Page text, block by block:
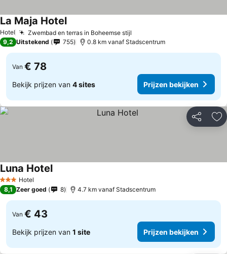
Hotel Zwembad en terras in Boheemse stijl
La Maja Hotel
9,2 Uitstekend 755 0.8 km vanaf Stadscentrum
Van € 78
Bekijk prijzen van 4 sites Prijzen bekijken
Delen
3 SterrenHotel
Luna Hotel
8,1 Zeer goed 8 4.7 km vanaf Stadscentrum
Van € 43
Bekijk prijzen van 1 site Prijzen bekijken